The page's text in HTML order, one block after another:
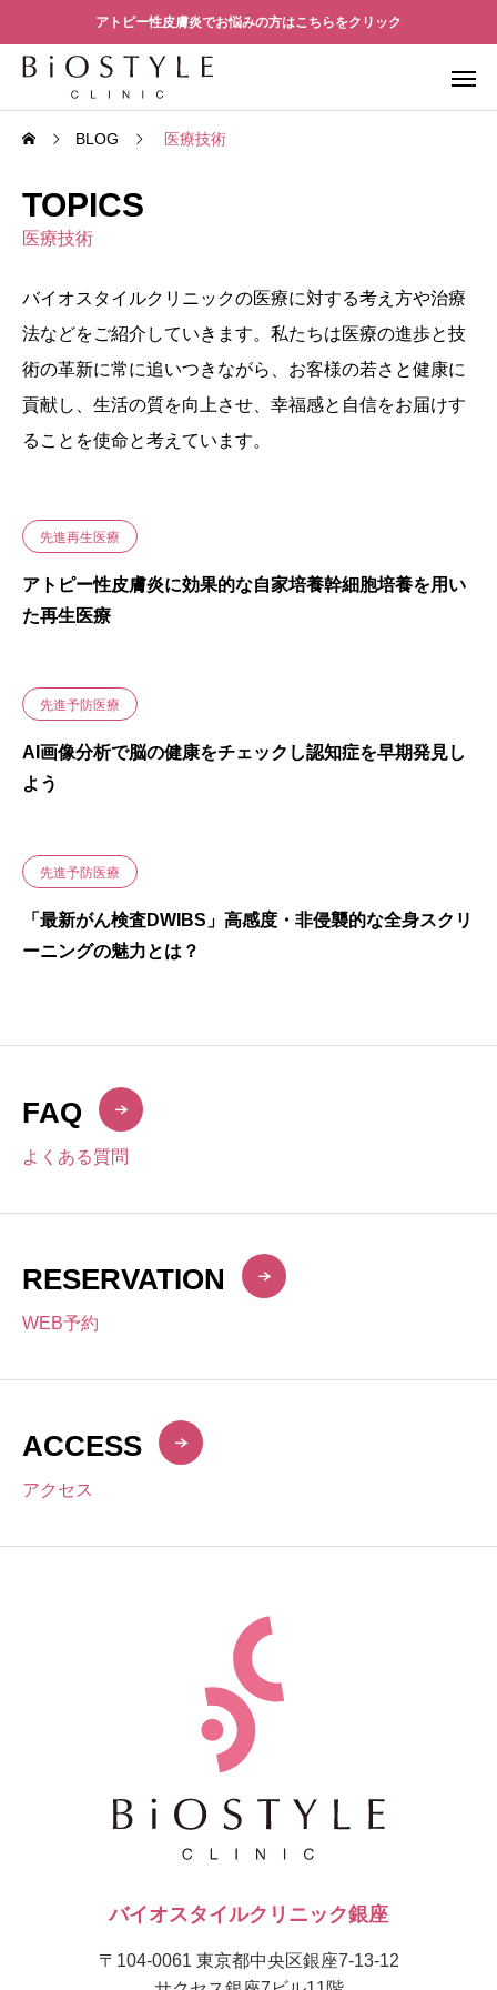
アトピー性皮膚炎でお悩みの方はこちらをクリック
BLOG 医療技術
TOPICS
医療技術
バイオスタイルクリニックの医療に対する考え方や治療
法などをご紹介していきます。私たちは医療の進歩と技
術の革新に常に追いつきながら、お客様の若さと健康に
貢献し、生活の質を向上させ、幸福感と自信をお届けす
ることを使命と考えています。
先進再生医療
アトピー性皮膚炎に効果的な自家培養幹細胞培養を用い
た再生医療
先進予防医療
AI画像分析で脳の健康をチェックし認知症を早期発見し
よう
先進予防医療
「最新がん検査DWIBS」高感度・非侵襲的な全身スクリ
ーニングの魅力とは？
FAQ
よくある質問
RESERVATION
WEB予約
ACCESS
アクセス
バイオスタイルクリニック銀座
〒104-0061 東京都中央区銀座7-13-12